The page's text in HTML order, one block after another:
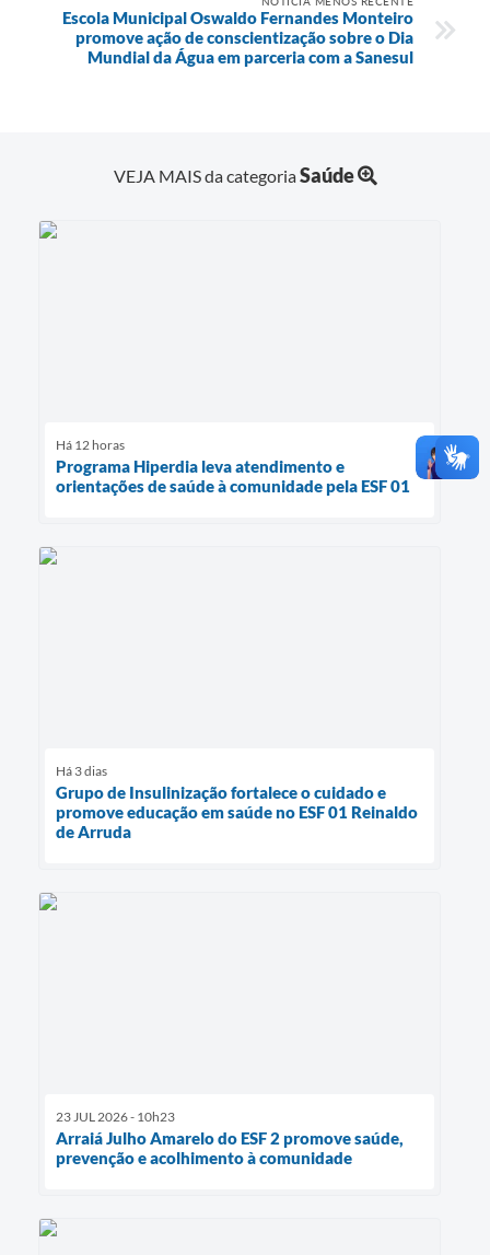
Escola Municipal Oswaldo Fernandes Monteiro
promove ação de conscientização sobre o Dia
Mundial da Água em parceria com a Sanesul
VEJA MAIS da categoriaSaúde
Há 12 horas
Programa Hiperdia leva atendimento e
orientações de saúde à comunidade pela ESF 01
Há 3 dias
Grupo de Insulinização fortalece o cuidado e
promove educação em saúde no ESF 01 Reinaldo
de Arruda
23 JUL 2026 - 10h23
Arraiá Julho Amarelo do ESF 2 promove saúde,
prevenção e acolhimento à comunidade